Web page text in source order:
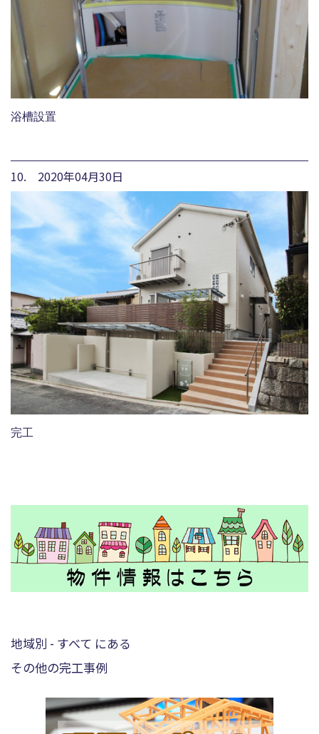
浴槽設置
10. 2020年04月30日
完工
地域別 - すべて にある
その他の完工事例